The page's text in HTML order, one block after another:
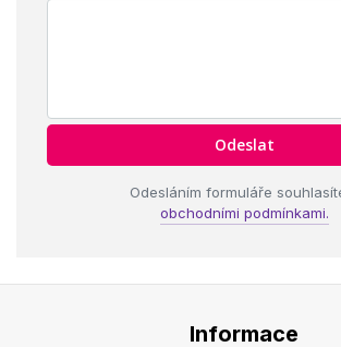
Odesláním formuláře
obchodními podmínkami.
Informace